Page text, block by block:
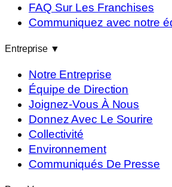
FAQ Sur Les Franchises
Communiquez avec notre
Entreprise ▼
Notre Entreprise
Équipe de Direction
Joignez-Vous À Nous
Donnez Avec Le Sourire
Collectivité
Environnement
Communiqués De Presse